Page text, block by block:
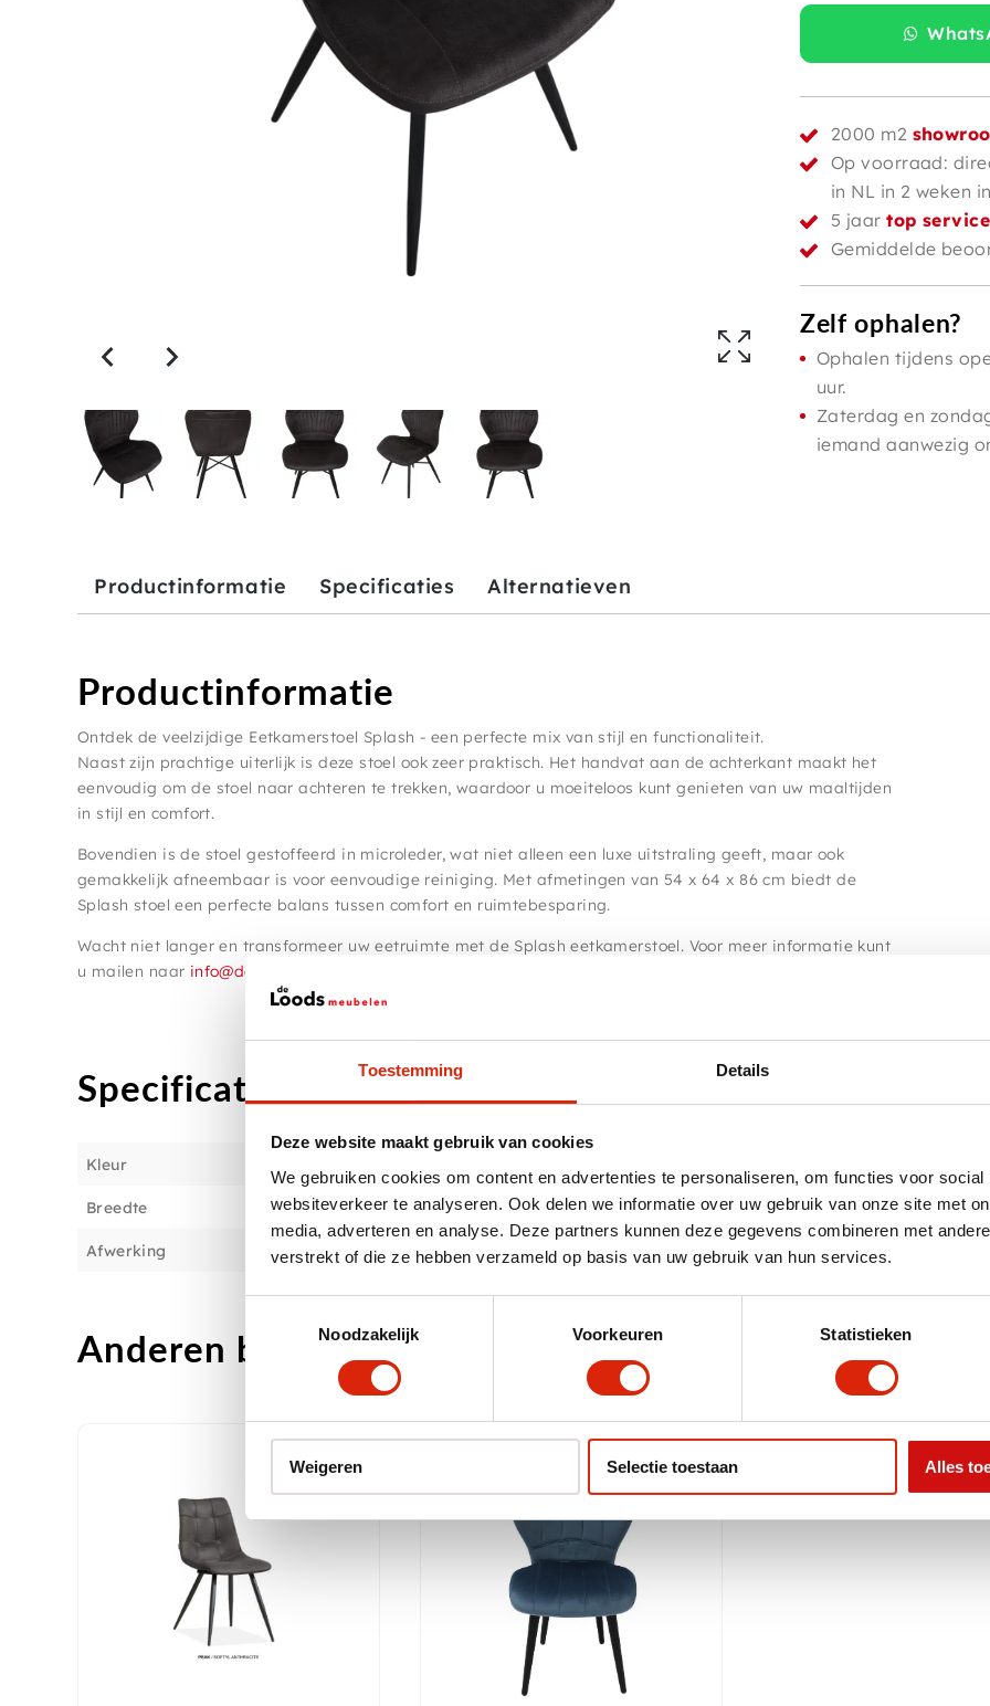
Toestemming Details
Deze website maakt gebruik van cookies
We gebruiken cookies om content en advertenties te personaliseren, om functies voor
websiteverkeer te analyseren. Ook delen we informatie over uw gebruik van onze site met
media, adverteren en analyse. Deze partners kunnen deze gegevens combineren met
verstrekt of die ze hebben verzameld op basis van uw gebruik van hun services.
Noodzakelijk
Voorkeuren Statistieken
Weigeren Selectie toestaan Alles
2000 m2
Op voorraad:
in NL in 2 weken
5 jaartop service
Gemiddelde
Zelf ophalen?
Ophalen tijdens
uur.
Zaterdag en
iemand aanwezig
Productinformatie Specificaties Alternatieven
Productinformatie
Ontdek de veelzijdige Eetkamerstoel Splash - een perfecte mix van stijl en functionaliteit.
Naast zijn prachtige uiterlijk is deze stoel ook zeer praktisch. Het handvat aan de achterkant maakt het
eenvoudig om de stoel naar achteren te trekken, waardoor u moeiteloos kunt genieten van uw maaltijden
in stijl en comfort.
Bovendien is de stoel gestoffeerd in microleder, wat niet alleen een luxe uitstraling geeft, maar ook
gemakkelijk afneembaar is voor eenvoudige reiniging. Met afmetingen van 54 x 64 x 86 cm biedt de
Splash stoel een perfecte balans tussen comfort en ruimtebesparing.
Wacht niet langer en transformeer uw eetruimte met de Splash eetkamerstoel. Voor meer informatie kunt
u mailen naar info@deloodsmeubelen.nl
Specificaties
Kleur
Breedte 51 – 100 cm
Afwerking 4x eetkamerstoel splash
Anderen bekeken ook